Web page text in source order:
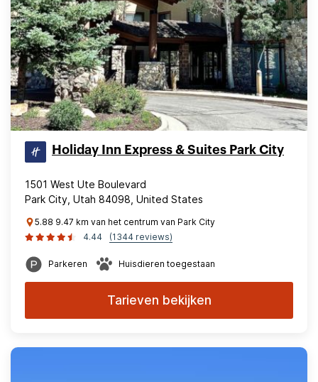
Holiday Inn Express & Suites Park City
1501 West Ute Boulevard
Park City, Utah 84098, United States
5.88 9.47 km van het centrum van Park City
4.44
(1344 reviews)
Parkeren Huisdieren toegestaan
Tarieven bekijken